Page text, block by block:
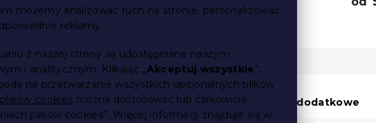
możemy analizować ruch na stronie, personalizować
reklamy.
z naszej strony są udostępniane naszym
i analitycznym. Klikając „Akceptuj wszystkie”,
na przetwarzanie wszystkich opcjonalnych plików
cookies można dostosować lub całkowicie
plików cookies”. Więcej informacji znajduje się w
Parametry dodatkowe